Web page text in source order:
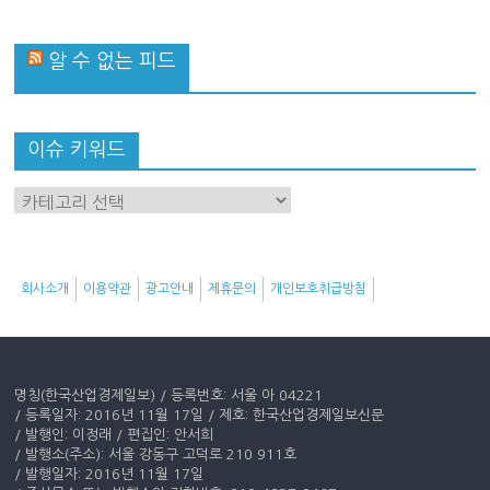
알 수 없는 피드
이슈 키워드
이
드
회사소개 이용약관 광고안내 제휴문의 개인보호취급방침
명칭(한국산업경제일보) / 등록번호: 서울 아 04221
/ 등록일자: 2016년 11월 17일 / 제호: 한국산업경제일보신문
/ 발행인: 이정래 / 편집인: 안서희
/ 발행소(주소): 서울 강동구 고덕로 210 911호
/ 발행일자: 2016년 11월 17일